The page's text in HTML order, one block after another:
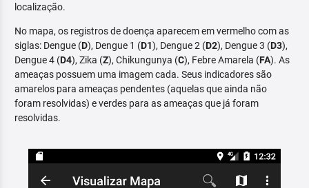
localização.
No mapa, os registros de doença aparecem em vermelho com as
siglas: Dengue (D), Dengue 1 (D1), Dengue 2 (D2), Dengue 3 (D3),
Dengue 4 (D4), Zika (Z), Chikungunya (C), Febre Amarela (FA). As
ameaças possuem uma imagem cada. Seus indicadores são
amarelos para ameaças pendentes (aquelas que ainda não
foram resolvidas) e verdes para as ameaças que já foram
resolvidas.